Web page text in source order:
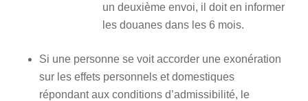
un deuxième envoi, il doit en informer
les douanes dans les 6 mois.
Si une personne se voit accorder une exonération
sur les effets personnels et domestiques
répondant aux conditions d’admissibilité, le